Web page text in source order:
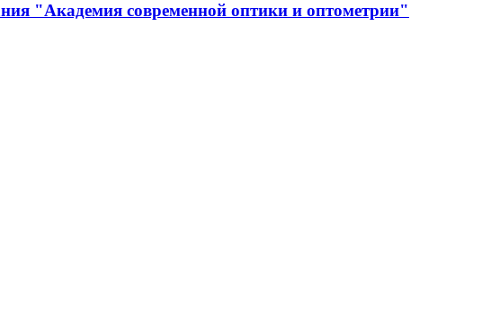
"Академия современной оптики и оптометрии"